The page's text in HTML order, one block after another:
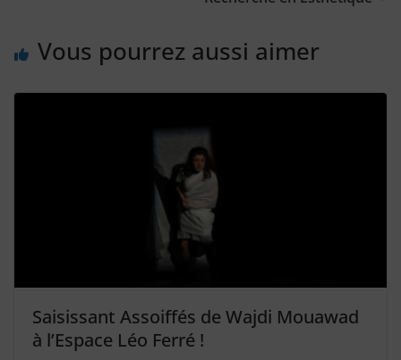
Vous pourrez aussi aimer
Saisissant Assoiffés de Wajdi Mouawad
à l’Espace Léo Ferré !